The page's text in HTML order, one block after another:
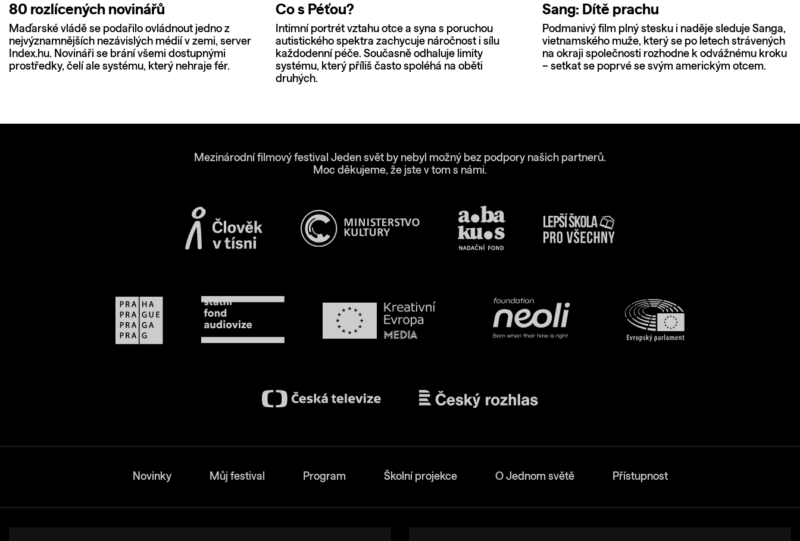
80 rozlícených novinářů
Maďarské vládě se podařilo ovládnout jedno z
nejvýznamnějších nezávislých médií v zemi, server
Index.hu. Novináři se brání všemi dostupnými
prostředky, čelí ale systému, který nehraje fér.
Co s Péťou?
Intimní portrét vztahu otce a syna s poruchou
autistického spektra zachycuje náročnost i sílu
každodenní péče. Současně odhaluje limity
systému, který příliš často spoléhá na oběti
druhých.
Sang: Dítě prachu
Podmanivý film plný stesku i naděje sleduje Sanga,
vietnamského muže, který se po letech strávených
na okraji společnosti rozhodne k odvážnému kroku
– setkat se poprvé se svým americkým otcem.
Mezinárodní filmový festival Jeden svět by nebyl možný bez podpory našich partnerů.
Moc děkujeme, že jste v tom s námi.
Novinky Můj festival Program Školní projekce O Jednom světě Přístupnost